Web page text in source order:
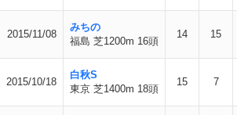
2015/11/08
みちの
福島 芝1200m 16頭
14 15
2015/10/18
白秋S
東京 芝1400m 18頭
15 7